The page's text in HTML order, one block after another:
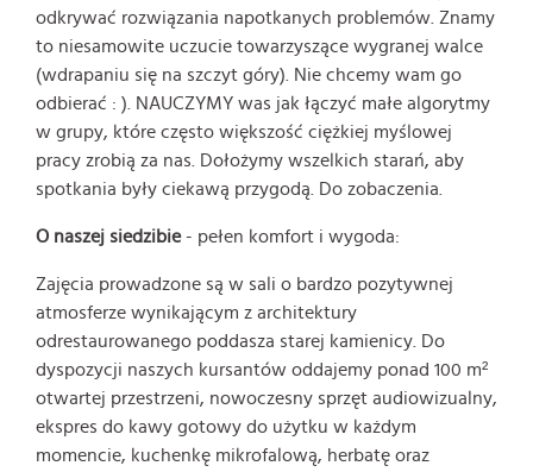
odkrywać rozwiązania napotkanych problemów. Znamy
to niesamowite uczucie towarzyszące wygranej walce
(wdrapaniu się na szczyt góry). Nie chcemy wam go
odbierać : ). NAUCZYMY was jak łączyć małe algorytmy
w grupy, które często większość ciężkiej myślowej
pracy zrobią za nas. Dołożymy wszelkich starań, aby
spotkania były ciekawą przygodą. Do zobaczenia.
O naszej siedzibie- pełen komfort i wygoda:
Zajęcia prowadzone są w sali o bardzo pozytywnej
atmosferze wynikającym z architektury
odrestaurowanego poddasza starej kamienicy. Do
dyspozycji naszych kursantów oddajemy ponad 100 m²
otwartej przestrzeni, nowoczesny sprzęt audiowizualny,
ekspres do kawy gotowy do użytku w każdym
momencie, kuchenkę mikrofalową, herbatę oraz